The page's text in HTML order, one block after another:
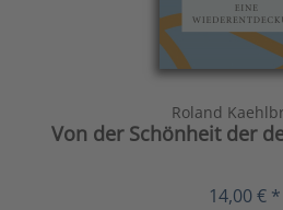
Roland
Von der Schönheit der
14,00 € *